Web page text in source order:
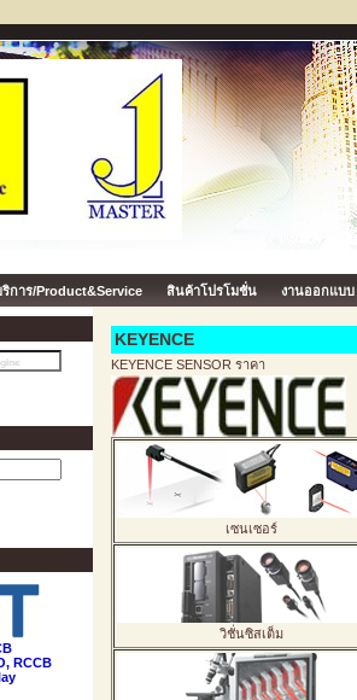
การ/Product&Service สินค้าโปรโมชั่น งานออกแบบ
RCCB
KEYENCE
KEYENCE SENSOR ราคา
เซนเซอร์
วิชั่นซิสเต็ม